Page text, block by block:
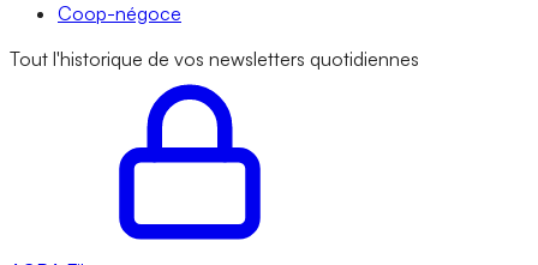
Coop-négoce
Tout l'historique de vos newsletters quotidiennes